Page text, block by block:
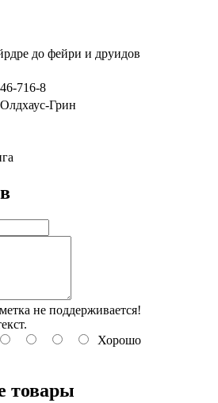
до фейри и друидов
716-8
Грин
не поддерживается!
Хорошо
товары